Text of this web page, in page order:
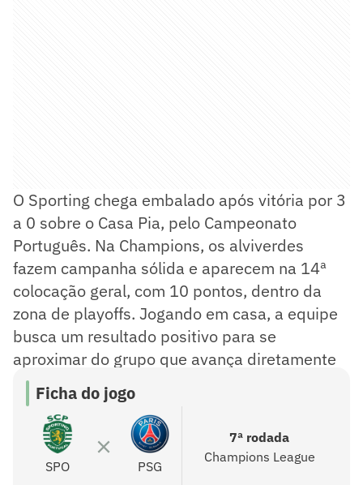
O Sporting chega embalado após vitória por 3
a 0 sobre o Casa Pia, pelo Campeonato
Português. Na Champions, os alviverdes
fazem campanha sólida e aparecem na 14ª
colocação geral, com 10 pontos, dentro da
zona de playoffs. Jogando em casa, a equipe
busca um resultado positivo para se
aproximar do grupo que avança diretamente
às oitavas de final.
Ficha do jogo
SPO PSG
7ª rodada
Champions League